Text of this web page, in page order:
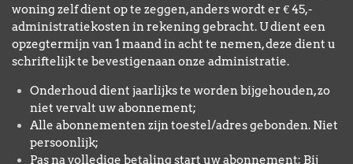
woning zelf dient op te zeggen, anders wordt er € 45,-
administratiekosten in rekening gebracht. U dient een
opzegtermijn van 1 maand in acht te nemen, deze dient u
schriftelijk te bevestigenaan onze administratie.
Onderhoud dient jaarlijks te worden bijgehouden, zo
niet vervalt uw abonnement;
Alle abonnementen zijn toestel/adres gebonden. Niet
persoonlijk;
Pas na volledige betaling start uw abonnement; Bij